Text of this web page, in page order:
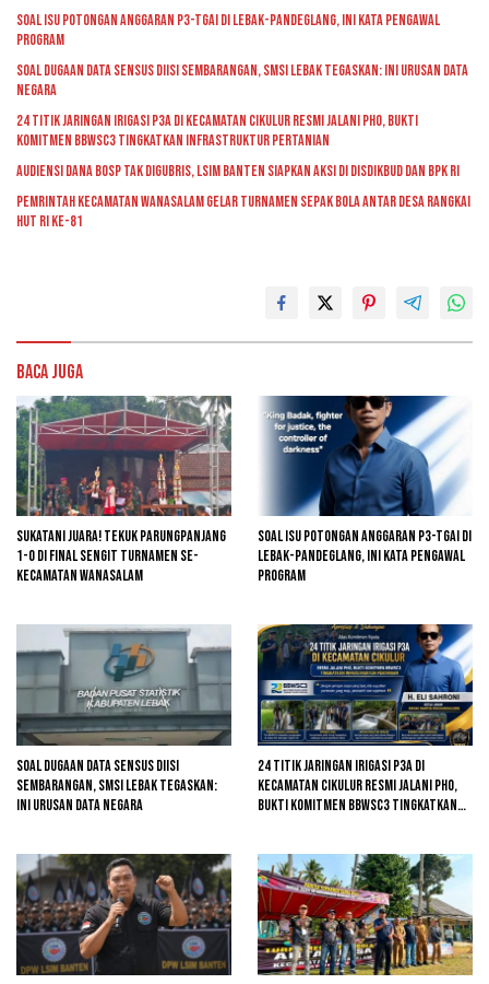
Soal Isu Potongan Anggaran P3-TGAI di Lebak-Pandeglang, Ini Kata Pengawal
Program
Soal Dugaan Data Sensus Diisi Sembarangan, SMSI Lebak Tegaskan: Ini Urusan Data
Negara
24 Titik Jaringan Irigasi P3A di Kecamatan Cikulur Resmi Jalani PHO, Bukti
Komitmen BBWSC3 Tingkatkan Infrastruktur Pertanian
Audiensi Dana BOSP Tak Digubris, LSIM Banten Siapkan Aksi di Disdikbud dan BPK RI
Pemrintah kecamatan Wanasalam Gelar Turnamen Sepak Bola Antar Desa Rangkai
HUT RI ke-81
Baca Juga
Sukatani Juara! Tekuk Parungpanjang
1-0 di Final Sengit Turnamen se-
Kecamatan Wanasalam
Soal Isu Potongan Anggaran P3-TGAI di
Lebak-Pandeglang, Ini Kata Pengawal
Program
Soal Dugaan Data Sensus Diisi
Sembarangan, SMSI Lebak Tegaskan:
Ini Urusan Data Negara
24 Titik Jaringan Irigasi P3A di
Kecamatan Cikulur Resmi Jalani PHO,
Bukti Komitmen BBWSC3 Tingkatkan